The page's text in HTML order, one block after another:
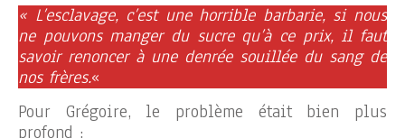
« L’esclavage, c’est une horrible barbarie, si nous
ne pouvons manger du sucre qu’à ce prix, il faut
savoir renoncer à une denrée souillée du sang de
nos frères.«
Pour Grégoire, le problème était bien plus
profond :